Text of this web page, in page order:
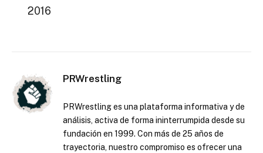
2016
PRWrestling
PRWrestling es una plataforma informativa y de
análisis, activa de forma ininterrumpida desde su
fundación en 1999. Con más de 25 años de
trayectoria, nuestro compromiso es ofrecer una